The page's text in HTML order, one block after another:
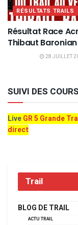
RÉSULTATS TRAILS
Résultat Race
Thibaut Baronian
28 JUILLET
SUIVI DES
LiveGR 5 Grande
direct
Trail
BLOG DE TRAIL
ACTU TRAIL